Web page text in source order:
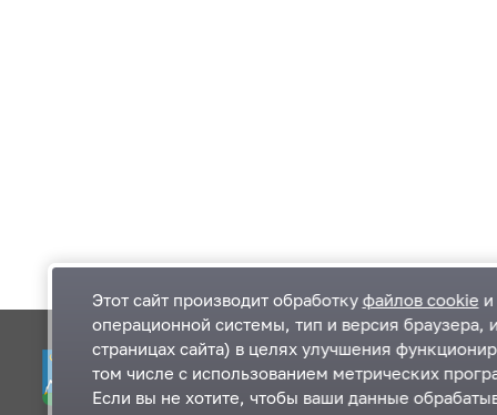
Одинцовский городской округ Московской
области
Этот сайт производит обработку файлов cookie
операционной системы, тип и версия браузера,
страницах сайта) в целях улучшения
том числе с использованием метрических
Если вы не хотите, чтобы ваши данные